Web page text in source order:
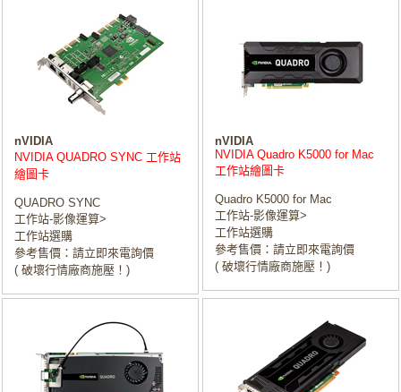
nVIDIA
NVIDIA QUADRO SYNC 工作站
繪圖卡
QUADRO SYNC
工作站-影像運算>
工作站選購
參考售價：請立即來電詢價
( 破壞行情廠商施壓！)
nVIDIA
NVIDIA Quadro K5000 for Mac
工作站繪圖卡
Quadro K5000 for Mac
工作站-影像運算>
工作站選購
參考售價：請立即來電詢價
( 破壞行情廠商施壓！)